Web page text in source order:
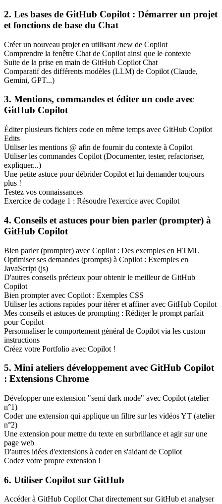
2. Les bases de GitHub Copilot : Démarrer un projet
et fonctions de base du Chat
Créer un nouveau projet en utilisant /new de Copilot
Comprendre la fenêtre Chat de Copilot ainsi que le contexte
Suite de la prise en main de GitHub Copilot Chat
Comparatif des différents modèles (LLM) de Copilot (Claude,
Gemini, GPT...)
3. Mentions, commandes et éditer un code avec
GitHub Copilot
Éditer plusieurs fichiers code en même temps avec GitHub Copilot
Edits
Utiliser les mentions @ afin de fournir du contexte à Copilot
Utiliser les commandes Copilot (Documenter, tester, refactoriser,
expliquer...)
Une petite astuce pour débrider Copilot et lui demander toujours
plus !
Testez vos connaissances
Exercice de codage 1 : Résoudre l'exercice avec Copilot
4. Conseils et astuces pour bien parler (prompter) à
GitHub Copilot
Bien parler (prompter) avec Copilot : Des exemples en HTML
Optimiser ses demandes (prompts) à Copilot : Exemples en
JavaScript (js)
D'autres conseils précieux pour obtenir le meilleur de GitHub
Copilot
Bien prompter avec Copilot : Exemples CSS
Utiliser les actions rapides pour itérer et affiner avec GitHub Copilot
Mes conseils et astuces de prompting : Rédiger le prompt parfait
pour Copilot
Personnaliser le comportement général de Copilot via les custom
instructions
Créez votre Portfolio avec Copilot !
5. Mini ateliers développement avec GitHub Copilot
: Extensions Chrome
Développer une extension "semi dark mode" avec Copilot (atelier
n°1)
Coder une extension qui applique un filtre sur les vidéos YT (atelier
n°2)
Une extension pour mettre du texte en surbrillance et agir sur une
page web
D'autres idées d'extensions à coder en s'aidant de Copilot
Codez votre propre extension !
6. Utiliser Copilot sur GitHub
Accéder à GitHub Copilot Chat directement sur GitHub et analyser